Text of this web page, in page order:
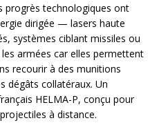
progrès technologiques ont
dirigée — lasers haute
systèmes ciblant missiles ou
armées car elles permettent
recourir à des munitions
dégâts collatéraux. Un
HELMA-P, conçu pour
à distance.